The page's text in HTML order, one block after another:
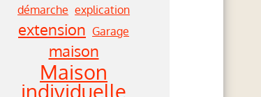
démarche explication
extension Garage
maison
Maison
individuelle